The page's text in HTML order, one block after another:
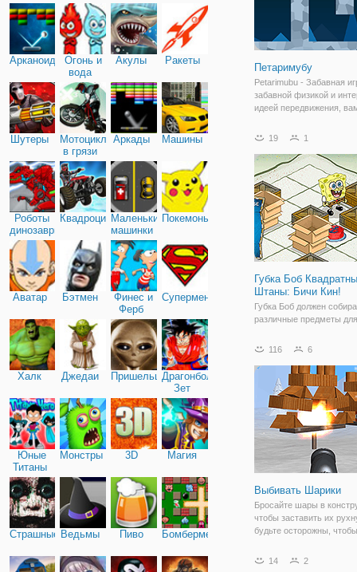
Арканоид
Огонь и
вода
Акулы Ракеты
Шутеры
Мотоциклы
в грязи
Аркады Машины
Роботы
динозавры
КвадроциклыМаленькие
машинки
Покемоны
Аватар Бэтмен
Финес и
Ферб
Супермен
Халк Джедаи ПришельцыДрагонболл
Зет
Юные
Титаны
Монстры 3D Магия
Страшные Ведьмы Пиво Бомбермен
Петаримубу
Petarimubu - Забавная
забавной физикой и
идеей передвижения,
мышь, чтобы установить
чтобы зацепиться. Эта
2D - игра с
19 1
Губка Боб
Штаны: Бичи Кин!
Губка Боб должен
различные предметы
Патрик, в разных
игру. Чтобы закончить
игроку нужно
плитку.
116 6
Выбивать Шарики
Бросайте шары в
чтобы заставить их
будьте осторожны,
Каждый сохраненный
14 2